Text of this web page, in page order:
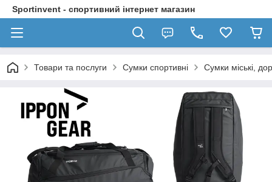
Sportinvent - спортивний інтернет магазин
Товари та послуги Сумки спортивні Сумки міські,